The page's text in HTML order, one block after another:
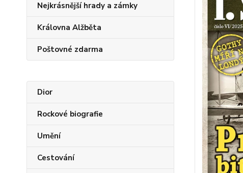
Nejkrásnější hrady a zámky
Královna Alžběta
Poštovné zdarma
Dior
Rockové biografie
Umění
Cestování